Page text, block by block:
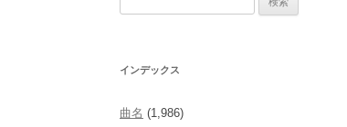
インデックス
曲名 (1,986)